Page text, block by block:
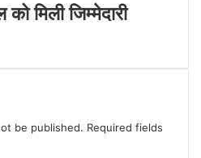
मिली जिम्मेदारी
be published. Required fields